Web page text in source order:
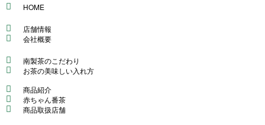
HOME
店舗情報
会社概要
南製茶のこだわり
お茶の美味しい入れ方
商品紹介
赤ちゃん番茶
商品取扱店舗